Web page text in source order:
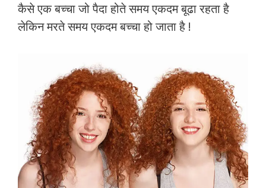
कैसे एक बच्चा जो पैदा होते समय एकदम बूढा रहता है
लेकिन मरते समय एकदम बच्चा हो जाता है !